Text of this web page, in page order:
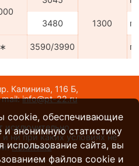
1300
3480
∗ 3590/3990
Калинина, 116 Б,
mail:info@pt-22.ru
исключительно
ни при каких условиях не
Политика
cookie, обеспечивающие
и анонимную статистику
сайта, вы
файлов cookie и